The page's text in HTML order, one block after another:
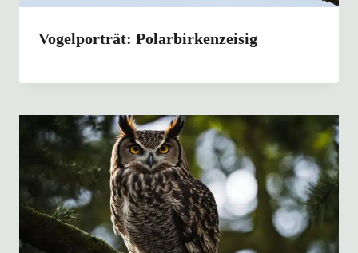
Vogelporträt: Polarbirkenzeisig